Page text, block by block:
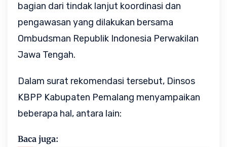
bagian dari tindak lanjut koordinasi dan
pengawasan yang dilakukan bersama
Ombudsman Republik Indonesia Perwakilan
Jawa Tengah.
Dalam surat rekomendasi tersebut, Dinsos
KBPP Kabupaten Pemalang menyampaikan
beberapa hal, antara lain:
Baca juga: